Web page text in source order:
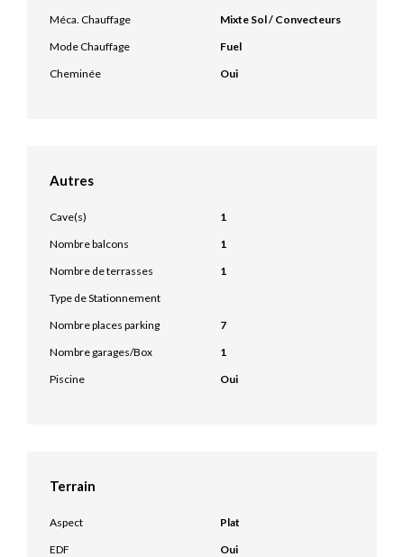
Méca. Chauffage
Mixte Sol / Convecteurs
Mode Chauffage
Fuel
Cheminée
Oui
Autres
Cave(s)
1
Nombre balcons
1
Nombre de terrasses
1
Type de Stationnement
Nombre places parking
7
Nombre garages/Box
1
Piscine
Oui
Terrain
Aspect
Plat
EDF
Oui